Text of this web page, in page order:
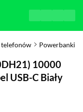
telefonów Powerbanki
10000
USB-C Biały